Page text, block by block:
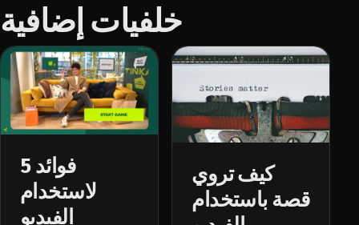
خلفيات إضافية
5 فوائد
لاستخدام
الفيديو
كيف تروي
قصة باستخدام